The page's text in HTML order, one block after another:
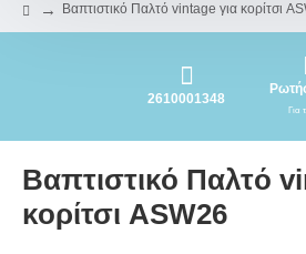
Βαπτιστικό Παλτό vintage για κορίτσι
2610001348
Για
Βαπτιστικό Παλτό
κορίτσι ASW26